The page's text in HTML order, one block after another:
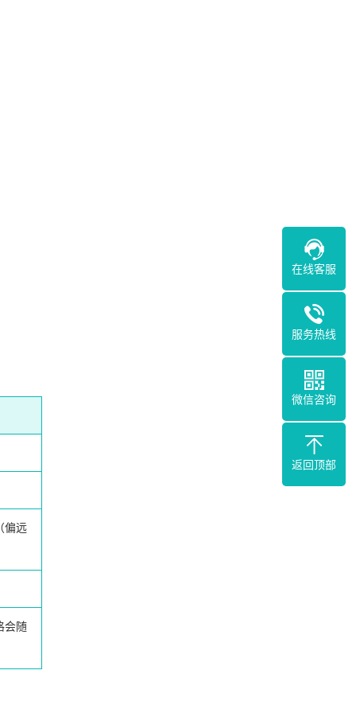
偏远
会随
在线客服
服务热线
微信咨询
返回顶部